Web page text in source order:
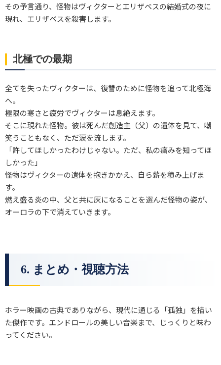
その予言通り、怪物はヴィクターとエリザベスの結婚式の夜に
現れ、エリザベスを殺害します。
北極での最期
全てを失ったヴィクターは、復讐のために怪物を追って北極海
へ。
極限の寒さと疲労でヴィクターは息絶えます。
そこに現れた怪物。彼は死んだ創造主（父）の遺体を見て、嘲
笑うこともなく、ただ涙を流します。
「許してほしかったわけじゃない。ただ、私の痛みを知ってほ
しかった」
怪物はヴィクターの遺体を抱きかかえ、自ら薪を積み上げま
す。
燃え盛る炎の中、父と共に灰になることを選んだ怪物の姿が、
オーロラの下で消えていきます。
6. まとめ・視聴方法
ホラー映画の古典でありながら、現代に通じる「孤独」を描い
た傑作です。エンドロールの美しい音楽まで、じっくりと味わ
ってください。